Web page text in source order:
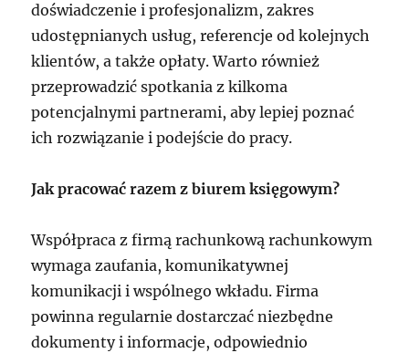
doświadczenie i profesjonalizm, zakres
udostępnianych usług, referencje od kolejnych
klientów, a także opłaty. Warto również
przeprowadzić spotkania z kilkoma
potencjalnymi partnerami, aby lepiej poznać
ich rozwiązanie i podejście do pracy.
Jak pracować razem z biurem księgowym?
Współpraca z firmą rachunkową rachunkowym
wymaga zaufania, komunikatywnej
komunikacji i wspólnego wkładu. Firma
powinna regularnie dostarczać niezbędne
dokumenty i informacje, odpowiednio